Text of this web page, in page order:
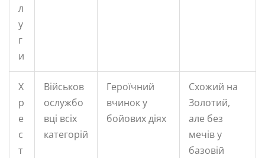
л
у
г
и
Х
р
е
с
т
Військов
ослужбо
вці всіх
категорій
Героїчний
вчинок у
бойових діях
Схожий на
Золотий,
але без
мечів у
базовій